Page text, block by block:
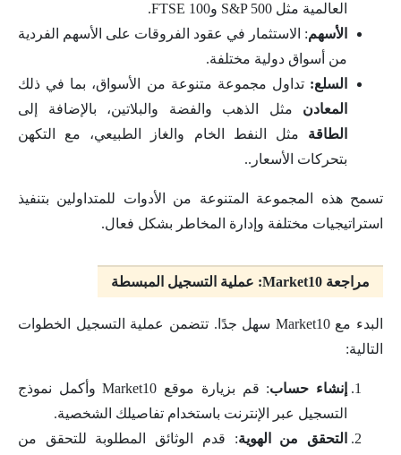
العالمية مثل S&P 500 وFTSE 100.
الأسهم: الاستثمار في عقود الفروقات على الأسهم الفردية
من أسواق دولية مختلفة.
السلع: تداول مجموعة متنوعة من الأسواق، بما في ذلك
المعادن مثل الذهب والفضة والبلاتين، بالإضافة إلى
الطاقة مثل النفط الخام والغاز الطبيعي، مع التكهن
بتحركات الأسعار..
تسمح هذه المجموعة المتنوعة من الأدوات للمتداولين بتنفيذ
استراتيجيات مختلفة وإدارة المخاطر بشكل فعال.
مراجعة Market10: عملية التسجيل المبسطة
البدء مع Market10 سهل جدًا. تتضمن عملية التسجيل الخطوات
التالية:
إنشاء حساب
: قم بزيارة موقع Market10 وأكمل نموذج
التسجيل عبر الإنترنت باستخدام تفاصيلك الشخصية.
التحقق من الهوية: قدم الوثائق المطلوبة للتحقق من